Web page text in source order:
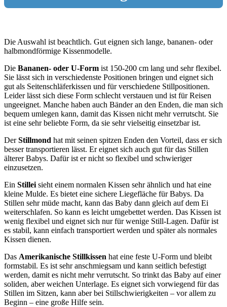
Die Auswahl ist beachtlich. Gut eignen sich lange, bananen- oder
halbmondförmige Kissenmodelle.
Die Bananen- oder U-Form ist 150-200 cm lang und sehr flexibel.
Sie lässt sich in verschiedenste Positionen bringen und eignet sich
gut als Seitenschläferkissen und für verschiedene Stillpositionen.
Leider lässt sich diese Form schlecht verstauen und ist für Reisen
ungeeignet. Manche haben auch Bänder an den Enden, die man sich
bequem umlegen kann, damit das Kissen nicht mehr verrutscht. Sie
ist eine sehr beliebte Form, da sie sehr vielseitig einsetzbar ist.
DerStillmond hat mit seinen spitzen Enden den Vorteil, dass er sich
besser transportieren lässt. Er eignet sich auch gut für das Stillen
älterer Babys. Dafür ist er nicht so flexibel und schwieriger
einzusetzen.
Ein Stillei sieht einem normalen Kissen sehr ähnlich und hat eine
kleine Mulde. Es bietet eine sichere Liegefläche für Babys. Da
Stillen sehr müde macht, kann das Baby dann gleich auf dem Ei
weiterschlafen. So kann es leicht umgebettet werden. Das Kissen ist
wenig flexibel und eignet sich nur für wenige Still-Lagen. Dafür ist
es stabil, kann einfach transportiert werden und später als normales
Kissen dienen.
Das Amerikanische Stillkissen hat eine feste U-Form und bleibt
formstabil. Es ist sehr anschmiegsam und kann seitlich befestigt
werden, damit es nicht mehr verrutscht. So trinkt das Baby auf einer
soliden, aber weichen Unterlage. Es eignet sich vorwiegend für das
Stillen im Sitzen, kann aber bei Stillschwierigkeiten – vor allem zu
Beginn – eine große Hilfe sein.